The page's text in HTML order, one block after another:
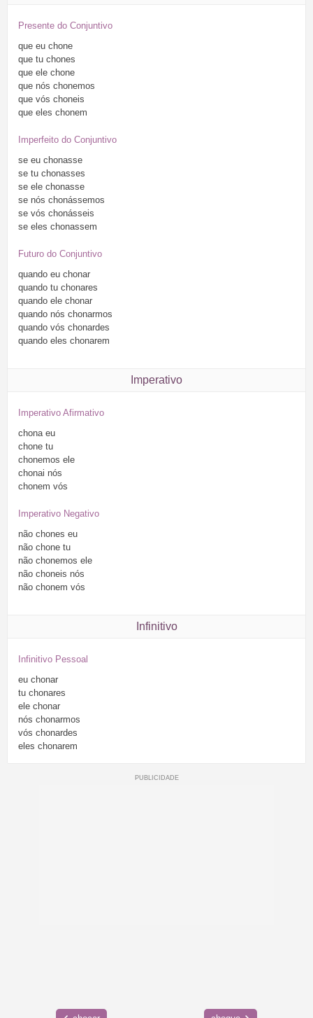
Presente do Conjuntivo
que eu chone
que tu chones
que ele chone
que nós chonemos
que vós choneis
que eles chonem
Imperfeito do Conjuntivo
se eu chonasse
se tu chonasses
se ele chonasse
se nós chonássemos
se vós chonásseis
se eles chonassem
Futuro do Conjuntivo
quando eu chonar
quando tu chonares
quando ele chonar
quando nós chonarmos
quando vós chonardes
quando eles chonarem
Imperativo
Imperativo Afirmativo
chona eu
chone tu
chonemos ele
chonai nós
chonem vós
Imperativo Negativo
não chones eu
não chone tu
não chonemos ele
não choneis nós
não chonem vós
Infinitivo
Infinitivo Pessoal
eu chonar
tu chonares
ele chonar
nós chonarmos
vós chonardes
eles chonarem